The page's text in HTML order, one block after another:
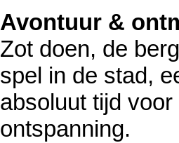
Avontuur &
Zot doen, de
spel in de stad,
absoluut tijd
ontspanning.